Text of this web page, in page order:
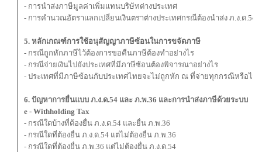
- การนําส่งภาษีมูลค่าเพิ่มแทนบริษัทต่างประเทศ
- การคำนวณอัตราแลกเปลี่ยนเงินตราต่างประเทศกรณีต้องนำส่ง ภ.ง.ด.54
5. หลักเกณฑ์การใช้อนุสัญญาภาษีซ้อนในการขจัดภาษี
- กรณีถูกหักภาษีไว้ต้องการขอคืนภาษีต้องทำอย่างไร
- กรณีจ่ายเงินไปยังประเทศที่มีภาษีซ้อนต้องพิจารณาอย่างไร
- ประเทศที่มีภาษีซ้อนกับประเทศไทยจะไม่ถูกหัก ณ ที่จ่ายทุกกรณีหรือไม่
6. ปัญหาการยื่นแบบ ภ.ง.ด.54 และ ภ.พ.36 และการนําส่งภาษีด้วยระบบ
e - Withholding Tax
- กรณีใดบ้างที่ต้องยื่น ภ.ง.ด.54 และยื่น ภ.พ.36
- กรณีใดที่ต้องยื่น ภ.ง.ด.54 แต่ไม่ต้องยื่น ภ.พ.36
- กรณีใดที่ต้องยื่น ภ.พ.36 แต่ไม่ต้องยื่น ภ.ง.ด.54